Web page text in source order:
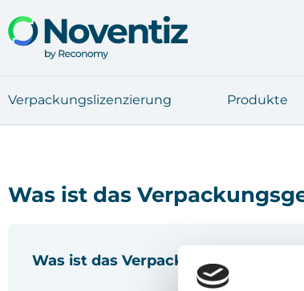
Ver­pa­ckungs­li­zen­zie­rung Pro­duk­te
Was ist das
Was ist das Ver­pa­ckungs­ge­setz